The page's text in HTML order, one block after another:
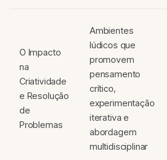
O Impacto
na
Criatividade
e Resolução
de
Problemas
Ambientes
lúdicos que
promovem
pensamento
crítico,
experimentação
iterativa e
abordagem
multidisciplinar